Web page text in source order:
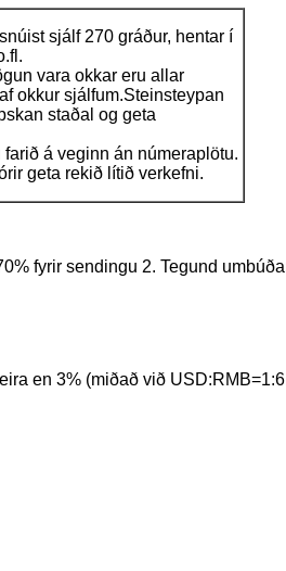
sjálf 270 gráður, hentar í
vara okkar eru allar
okkur sjálfum.Steinsteypan
staðal og geta
á veginn án númeraplötu.
geta rekið lítið verkefni.
fyrir sendingu 2. Tegund
en 3% (miðað við